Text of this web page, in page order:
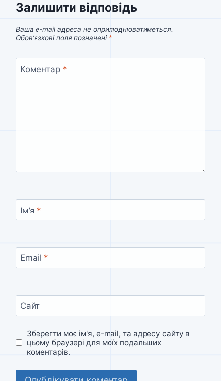
Залишити відповідь
Ваша e-mail адреса не оприлюднюватиметься.
Обов’язкові поля позначені *
Коментар *
Ім’я *
Email *
Сайт
Зберегти моє ім'я, e-mail, та адресу сайту в
цьому браузері для моїх подальших
коментарів.